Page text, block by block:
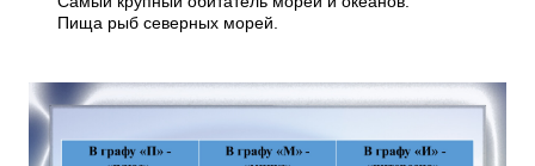
Пища рыб северных морей.